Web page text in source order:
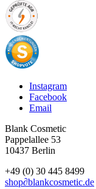
Instagram
Facebook
Email
Blank Cosmetic
Pappelallee 53
10437 Berlin
+49 (0) 30 445 8499
shop∂blankcosmetic.de